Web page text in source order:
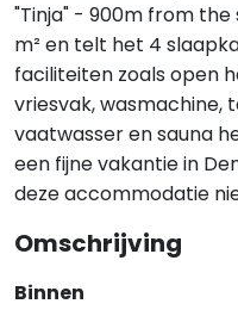
"Tinja" - 900m from
m² en telt het 4
faciliteiten zoals open
vriesvak, wasmachine,
vaatwasser en sauna
een fijne vakantie in
deze accommodatie
Omschrijving
Binnen